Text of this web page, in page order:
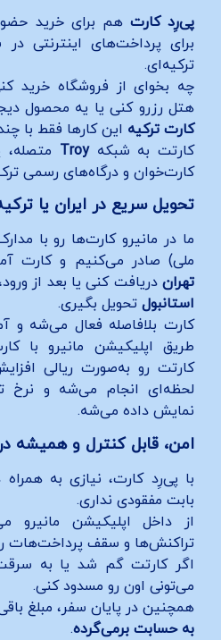
پی‌رِد کارت هم برای خرید
برای پرداخت‌های اینترنتی
ترکیه‌ای.
چه بخوای از فروشگاه خرید
هتل رزرو کنی یا یه محصول
کارت ترکیه این کارها فقط با
کارتت به شبکهTroy
کارت‌خوان و درگاه‌های رسمی
تحویل سریع در ایران یا
ما در مانیرو کارت‌ها رو با
ملی) صادر می‌کنیم و کارت
تهراندریافت کنی یا بعد از
استانبول تحویل بگیری.
کارت بلافاصله فعال می‌شه و
طریق اپلیکیشن مانیرو با
کارتت رو به‌صورت ریالی
لحظه‌ای انجام می‌شه و نرخ
نمایش داده می‌شه.
امن، قابل کنترل و همیشه
با پی‌رِد کارت، نیازی به
بابت مفقودی نداری.
از داخل اپلیکیشن مانیرو
تراکنش‌ها و سقف پرداخت‌هات
اگر کارتت گم شد یا به
می‌تونی اون رو مسدود کنی.
همچنین در پایان سفر، مبلغ
به حسابت برمی‌گرده.